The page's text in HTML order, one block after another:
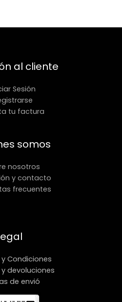
al cliente
Sesión
tu factura
somos
nosotros
y contacto
frecuentes
Condiciones
devoluciones
de envió